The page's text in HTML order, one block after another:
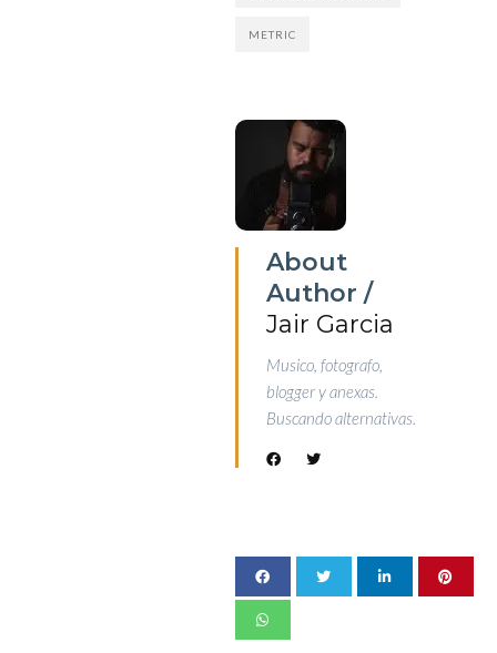
METRIC
About
Author /
Jair Garcia
Musico, fotografo,
blogger y anexas.
Buscando alternativas.